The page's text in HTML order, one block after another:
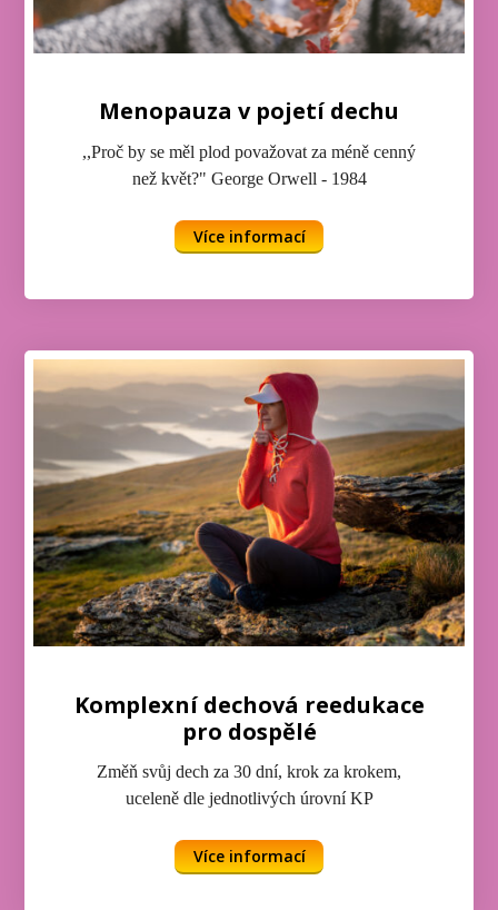
Menopauza v pojetí dechu
,,Proč by se měl plod považovat za méně cenný
než květ?" George Orwell - 1984
Více informací
Komplexní dechová reedukace
pro dospělé
Změň svůj dech za 30 dní, krok za krokem,
uceleně dle jednotlivých úrovní KP
Více informací